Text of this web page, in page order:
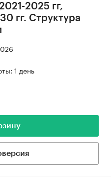
2025 гг,
гг. Структура
1 день